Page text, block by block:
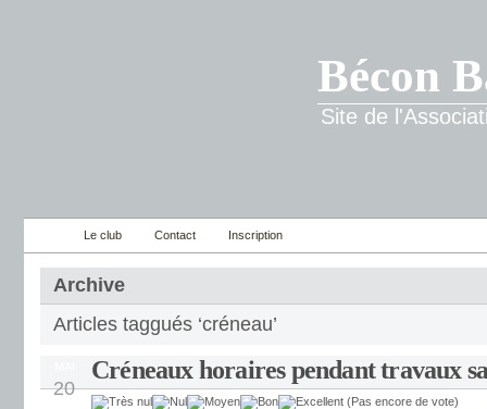
Bécon
Site de
Le club Contact Inscription
Archive
Articles taggués ‘créneau’
20
Créneaux horaires pendant travaux
(Pas encore de vote)